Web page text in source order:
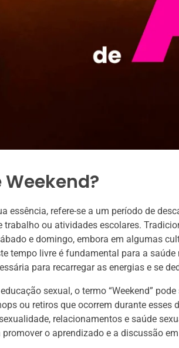
Weekend?
essência, refere-se a um período de
trabalho ou atividades escolares.
e domingo, embora em algumas
tempo livre é fundamental para a
para recarregar as energias e se
sexual, o termo “Weekend”
ou retiros que ocorrem durante esses
relacionamentos e saúde
o aprendizado e a discussão